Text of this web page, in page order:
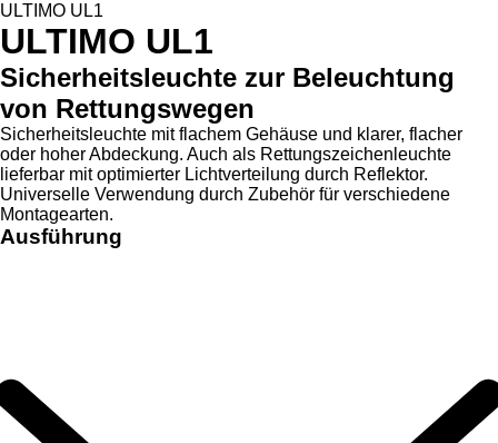
ULTIMO UL1
ULTIMO UL1
Sicherheitsleuchte zur Beleuchtung
von Rettungswegen
Sicherheitsleuchte mit flachem Gehäuse und klarer, flacher
oder hoher Abdeckung. Auch als Rettungszeichenleuchte
lieferbar mit optimierter Lichtverteilung durch Reflektor.
Universelle Verwendung durch Zubehör für verschiedene
Montagearten.
Ausführung